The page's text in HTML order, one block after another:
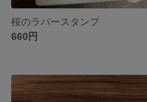
桜のラバースタンプ
660円